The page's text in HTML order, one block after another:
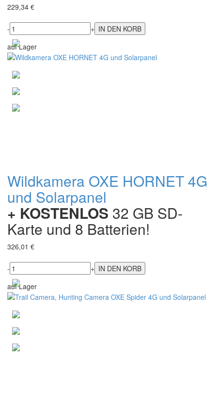
229,34 €
-
+
auf Lager
Wildkamera OXE HORNET 4G
und Solarpanel
+ KOSTENLOS 32 GB SD-
Karte und 8 Batterien!
326,01 €
-
+
auf Lager